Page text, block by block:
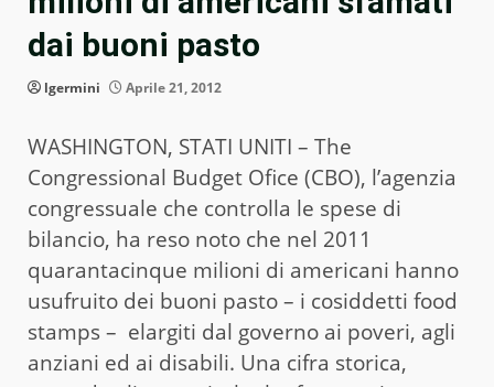
dai buoni pasto
lgermini Aprile 21, 2012
WASHINGTON, STATI UNITI – The
Congressional Budget Ofice (CBO), l’agenzia
congressuale che controlla le spese di
bilancio, ha reso noto che nel 2011
quarantacinque milioni di americani hanno
usufruito dei buoni pasto – i cosiddetti food
stamps – elargiti dal governo ai poveri, agli
anziani ed ai disabili. Una cifra storica,